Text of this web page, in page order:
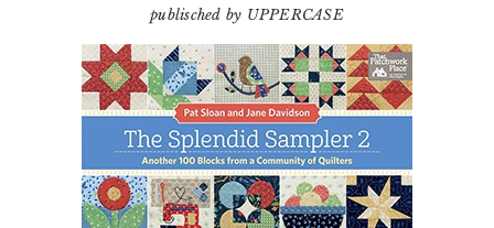
publisched by UPPERCASE